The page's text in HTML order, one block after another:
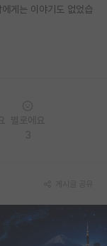
게는 이야기도 없었습